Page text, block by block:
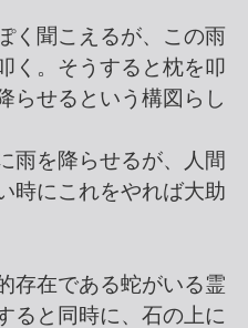
く聞こえるが、この雨
く。そうすると枕を叩
らせるという構図らし
雨を降らせるが、人間
時にこれをやれば大助
存在である蛇がいる霊
ると同時に、石の上に